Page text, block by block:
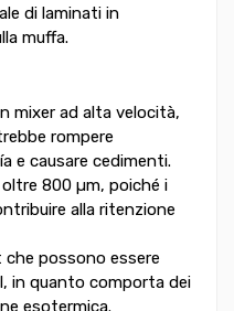
di laminati in
muffa.
mixer ad alta velocità,
rompere
e causare cedimenti.
800 µm, poiché i
alla ritenzione
possono essere
in quanto comporta dei
esotermica.